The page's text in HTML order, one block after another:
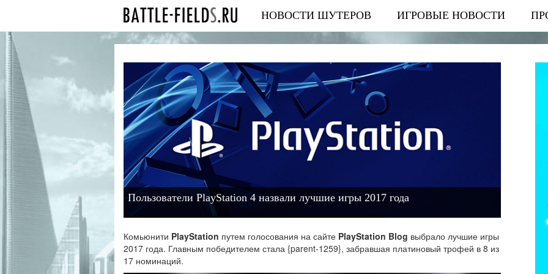
НОВОСТИ ШУТЕРОВ ИГРОВЫЕ НОВОСТИ
Пользователи PlayStation 4 назвали лучшие игры 2017 года
Комьюнити PlayStation путем голосования на сайте PlayStation Blog выбрало лучшие игры
2017 года. Главным победителем стала {parent-1259}, забравшая платиновый трофей в 8 из
17 номинаций.